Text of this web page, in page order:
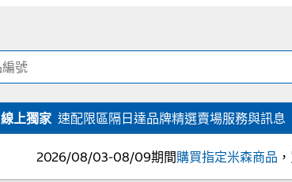
線上獨家 速配限區隔日達品牌精選賣場服務與訊息
2026/08/03-08/09期間購買指定米森商品